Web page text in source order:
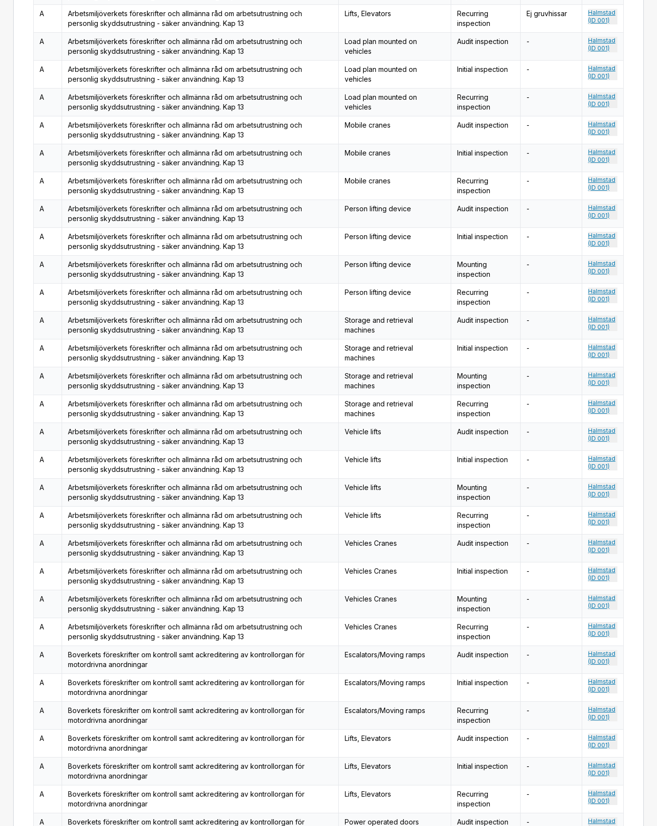
A
Arbetsmiljöverkets föreskrifter och allmänna råd om arbetsutrustning och
personlig skyddsutrustning - säker användning. Kap 13
Lifts, Elevators
Recurring
inspection
Ej gruvhissar
Halmstad
(ID 001)
A
Arbetsmiljöverkets föreskrifter och allmänna råd om arbetsutrustning och
personlig skyddsutrustning - säker användning. Kap 13
Load plan mounted on
vehicles
Audit inspection -
Halmstad
(ID 001)
A
Arbetsmiljöverkets föreskrifter och allmänna råd om arbetsutrustning och
personlig skyddsutrustning - säker användning. Kap 13
Load plan mounted on
vehicles
Initial inspection -
Halmstad
(ID 001)
A
Arbetsmiljöverkets föreskrifter och allmänna råd om arbetsutrustning och
personlig skyddsutrustning - säker användning. Kap 13
Load plan mounted on
vehicles
Recurring
inspection
-
Halmstad
(ID 001)
A
Arbetsmiljöverkets föreskrifter och allmänna råd om arbetsutrustning och
personlig skyddsutrustning - säker användning. Kap 13
Mobile cranes Audit inspection -
Halmstad
(ID 001)
A
Arbetsmiljöverkets föreskrifter och allmänna råd om arbetsutrustning och
personlig skyddsutrustning - säker användning. Kap 13
Mobile cranes Initial inspection -
Halmstad
(ID 001)
A
Arbetsmiljöverkets föreskrifter och allmänna råd om arbetsutrustning och
personlig skyddsutrustning - säker användning. Kap 13
Mobile cranes
Recurring
inspection
-
Halmstad
(ID 001)
A
Arbetsmiljöverkets föreskrifter och allmänna råd om arbetsutrustning och
personlig skyddsutrustning - säker användning. Kap 13
Person lifting device Audit inspection -
Halmstad
(ID 001)
A
Arbetsmiljöverkets föreskrifter och allmänna råd om arbetsutrustning och
personlig skyddsutrustning - säker användning. Kap 13
Person lifting device Initial inspection -
Halmstad
(ID 001)
A
Arbetsmiljöverkets föreskrifter och allmänna råd om arbetsutrustning och
personlig skyddsutrustning - säker användning. Kap 13
Person lifting device
Mounting
inspection
-
Halmstad
(ID 001)
A
Arbetsmiljöverkets föreskrifter och allmänna råd om arbetsutrustning och
personlig skyddsutrustning - säker användning. Kap 13
Person lifting device
Recurring
inspection
-
Halmstad
(ID 001)
A
Arbetsmiljöverkets föreskrifter och allmänna råd om arbetsutrustning och
personlig skyddsutrustning - säker användning. Kap 13
Storage and retrieval
machines
Audit inspection -
Halmstad
(ID 001)
A
Arbetsmiljöverkets föreskrifter och allmänna råd om arbetsutrustning och
personlig skyddsutrustning - säker användning. Kap 13
Storage and retrieval
machines
Initial inspection -
Halmstad
(ID 001)
A
Arbetsmiljöverkets föreskrifter och allmänna råd om arbetsutrustning och
personlig skyddsutrustning - säker användning. Kap 13
Storage and retrieval
machines
Mounting
inspection
-
Halmstad
(ID 001)
A
Arbetsmiljöverkets föreskrifter och allmänna råd om arbetsutrustning och
personlig skyddsutrustning - säker användning. Kap 13
Storage and retrieval
machines
Recurring
inspection
-
Halmstad
(ID 001)
A
Arbetsmiljöverkets föreskrifter och allmänna råd om arbetsutrustning och
personlig skyddsutrustning - säker användning. Kap 13
Vehicle lifts Audit inspection -
Halmstad
(ID 001)
A
Arbetsmiljöverkets föreskrifter och allmänna råd om arbetsutrustning och
personlig skyddsutrustning - säker användning. Kap 13
Vehicle lifts Initial inspection -
Halmstad
(ID 001)
A
Arbetsmiljöverkets föreskrifter och allmänna råd om arbetsutrustning och
personlig skyddsutrustning - säker användning. Kap 13
Vehicle lifts
Mounting
inspection
-
Halmstad
(ID 001)
A
Arbetsmiljöverkets föreskrifter och allmänna råd om arbetsutrustning och
personlig skyddsutrustning - säker användning. Kap 13
Vehicle lifts
Recurring
inspection
-
Halmstad
(ID 001)
A
Arbetsmiljöverkets föreskrifter och allmänna råd om arbetsutrustning och
personlig skyddsutrustning - säker användning. Kap 13
Vehicles Cranes Audit inspection -
Halmstad
(ID 001)
A
Arbetsmiljöverkets föreskrifter och allmänna råd om arbetsutrustning och
personlig skyddsutrustning - säker användning. Kap 13
Vehicles Cranes Initial inspection -
Halmstad
(ID 001)
A
Arbetsmiljöverkets föreskrifter och allmänna råd om arbetsutrustning och
personlig skyddsutrustning - säker användning. Kap 13
Vehicles Cranes
Mounting
inspection
-
Halmstad
(ID 001)
A
Arbetsmiljöverkets föreskrifter och allmänna råd om arbetsutrustning och
personlig skyddsutrustning - säker användning. Kap 13
Vehicles Cranes
Recurring
inspection
-
Halmstad
(ID 001)
A
Boverkets föreskrifter om kontroll samt ackreditering av kontrollorgan för
motordrivna anordningar
Escalators/Moving ramps Audit inspection -
Halmstad
(ID 001)
A
Boverkets föreskrifter om kontroll samt ackreditering av kontrollorgan för
motordrivna anordningar
Escalators/Moving ramps Initial inspection -
Halmstad
(ID 001)
A
Boverkets föreskrifter om kontroll samt ackreditering av kontrollorgan för
motordrivna anordningar
Escalators/Moving ramps
Recurring
inspection
-
Halmstad
(ID 001)
A
Boverkets föreskrifter om kontroll samt ackreditering av kontrollorgan för
motordrivna anordningar
Lifts, Elevators Audit inspection -
Halmstad
(ID 001)
A
Boverkets föreskrifter om kontroll samt ackreditering av kontrollorgan för
motordrivna anordningar
Lifts, Elevators Initial inspection -
Halmstad
(ID 001)
A
Boverkets föreskrifter om kontroll samt ackreditering av kontrollorgan för
motordrivna anordningar
Lifts, Elevators
Recurring
inspection
-
Halmstad
(ID 001)
A Boverkets föreskrifter om kontroll samt ackreditering av kontrollorgan för Power operated doors Audit inspection -
Halmstad